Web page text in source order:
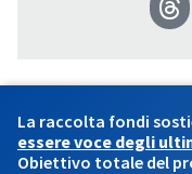
La raccolta fondi
essere voce degli
Obiettivo totale del